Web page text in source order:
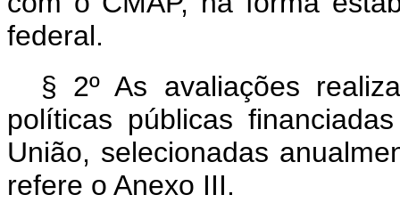
federal.
§ 2º As avaliações
políticas públicas
União, selecionadas
refere o Anexo III.